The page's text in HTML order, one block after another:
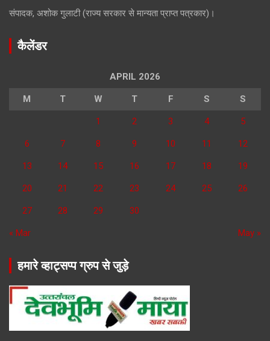
संपादक, अशोक गुलाटी (राज्य सरकार से मान्यता प्राप्त पत्रकार)।
कैलेंडर
APRIL 2026
M T W T F S S
1 2 3 4 5
6 7 8 9 10 11 12
13 14 15 16 17 18 19
20 21 22 23 24 25 26
27 28 29 30
« Mar May »
हमारे व्हाट्सप्प ग्रुप से जुड़े